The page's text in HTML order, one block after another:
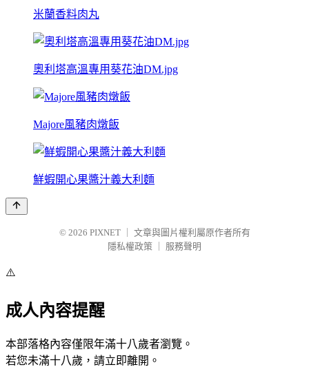
米蘭香料肉丸
奧利塔高溫專用葵花油DM.jpg
Majore風豬肉燉飯
鮮蝦開心果醬汁義大利麵
© 2026 PIXNET
文章與圖片權利屬原作者所有
隱私權政策
服務聲明
⚠️
成人內容提醒
本部落格內容僅限年滿十八歲者瀏覽。
若您未滿十八歲，請立即離開。